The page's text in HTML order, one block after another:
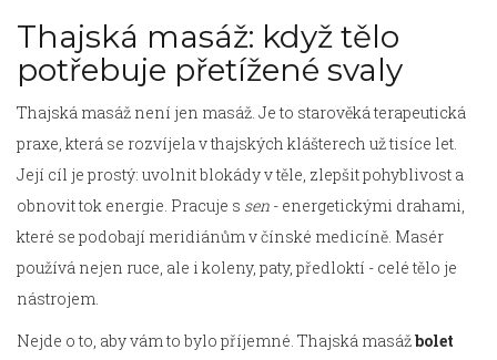
Thajská masáž: když tělo
potřebuje přetížené svaly
Thajská masáž není jen masáž. Je to starověká terapeutická
praxe, která se rozvíjela v thajských klášterech už tisíce let.
Její cíl je prostý: uvolnit blokády v těle, zlepšit pohyblivost a
obnovit tok energie. Pracuje s sen - energetickými drahami,
které se podobají meridiánům v čínské medicíně. Masér
používá nejen ruce, ale i koleny, paty, předloktí - celé tělo je
nástrojem.
Nejde o to, aby vám to bylo příjemné. Thajská masážbolet